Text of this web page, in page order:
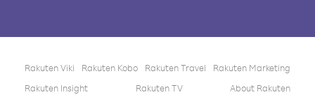
Rakuten Viki Rakuten Kobo Rakuten Travel
Rakuten Marketing
Rakuten Insight
Rakuten TV About Rakuten